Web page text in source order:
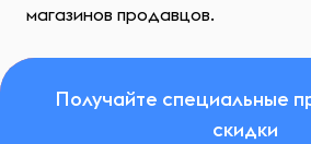
магазинов продавцов.
Получайте специальные
скидки